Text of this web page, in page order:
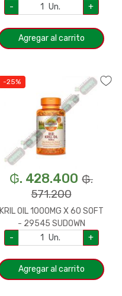
32884
- Un. +
Agregar al carrito
-25%
₲. 428.400 ₲.
571.200
KRIL OIL 1000MG X 60 SOFT
- 29545 SUDOWN
-
Un. +
Agregar al carrito